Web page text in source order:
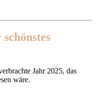
Jahr 2025, das
wäre.